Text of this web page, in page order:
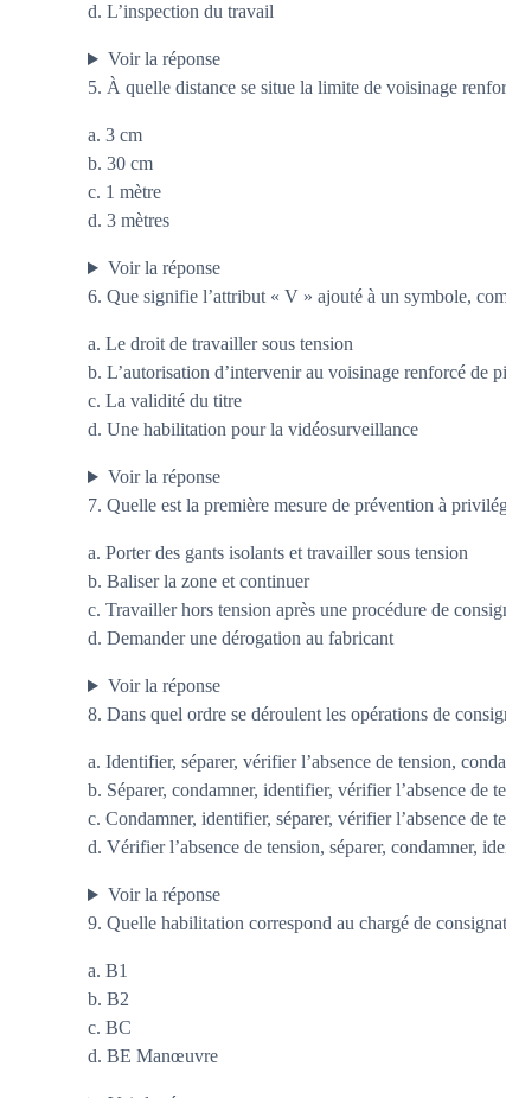
d. L’inspection du travail
Voir la réponse
5. À quelle distance se situe la limite de voisinage
a. 3 cm
b. 30 cm
c. 1 mètre
d. 3 mètres
Voir la réponse
6. Que signifie l’attribut « V » ajouté à un symbole,
a. Le droit de travailler sous tension
b. L’autorisation d’intervenir au voisinage renforcé de
c. La validité du titre
d. Une habilitation pour la vidéosurveillance
Voir la réponse
7. Quelle est la première mesure de prévention à
a. Porter des gants isolants et travailler sous tension
b. Baliser la zone et continuer
c. Travailler hors tension après une procédure de
d. Demander une dérogation au fabricant
Voir la réponse
8. Dans quel ordre se déroulent les opérations de
a. Identifier, séparer, vérifier l’absence de tension,
b. Séparer, condamner, identifier, vérifier l’absence de
c. Condamner, identifier, séparer, vérifier l’absence de
d. Vérifier l’absence de tension, séparer, condamner,
Voir la réponse
9. Quelle habilitation correspond au chargé de
a. B1
b. B2
c. BC
d. BE Manœuvre